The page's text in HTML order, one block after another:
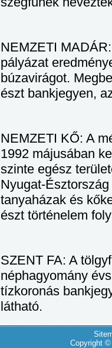
NEMZETI
pályázat
búzavirágot.
észt bankjegyen,
NEMZETI KŐ: A
1992 májusában
szinte egész
Nyugat-
tanyaházak és
észt történelem
SZENT FA: A
néphagyomány
tízkoronás
látható.
Copyright ©